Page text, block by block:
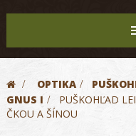
> OPTIKA >
GNUS I >
PUŠKOHĽAD
ČKOU A ŠÍNOU